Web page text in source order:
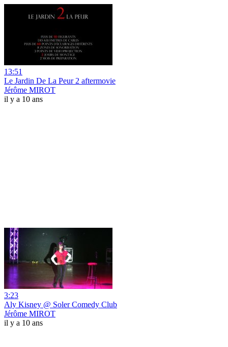
13:51
Le Jardin De La Peur 2 aftermovie
Jérôme MIROT
il y a 10 ans
3:23
Aly Kisney @ Soler Comedy Club
Jérôme MIROT
il y a 10 ans